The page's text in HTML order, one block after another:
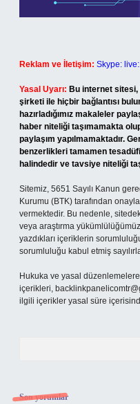
Reklam ve İletişim: Skype:
Yasal Uyarı: Bu internet
şirketi ile hiçbir bağlantısı
hazırladığımız makaleler
haber niteliği taşımamakta
paylaşım yapılmamaktadır.
benzerlikleri tamamen
halindedir ve tavsiye niteliği
Sitemiz, 5651 Sayılı Kanun
Kurumu (BTK) tarafından
vermektedir. Bu nedenle,
veya araştırma
yazdıkları içeriklerin
sorumluluğu kabul etmiş
Hukuka ve yasal
içerikleri,
ilgili içerikler yasal süre
Son yorumlar